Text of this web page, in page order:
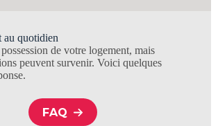
au quotidien
de votre logement, mais
peuvent survenir. Voici quelques
FAQ